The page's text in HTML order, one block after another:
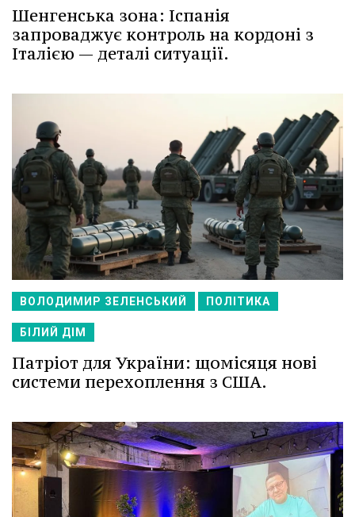
Шенгенська зона: Іспанія
запроваджує контроль на кордоні з
Італією — деталі ситуації.
ВОЛОДИМИР ЗЕЛЕНСЬКИЙ ПОЛІТИКА
БІЛИЙ ДІМ
Патріот для України: щомісяця нові
системи перехоплення з США.